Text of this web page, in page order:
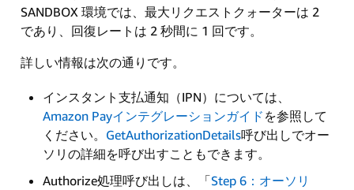
SANDBOX 環境では、最大リクエストクォーターは 2
であり、回復レートは 2 秒間に 1 回です。
詳しい情報は次の通りです。
インスタント支払通知（IPN）については、
Amazon Payインテグレーションガイド を参照して
ください。 GetAuthorizationDetails呼び出しでオー
ソリの詳細を呼び出すこともできます。
Authorize処理呼び出しは、「Step 6：オーソリ